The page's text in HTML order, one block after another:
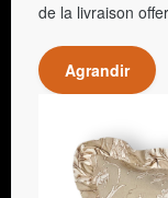
de la livraison
Agrandir